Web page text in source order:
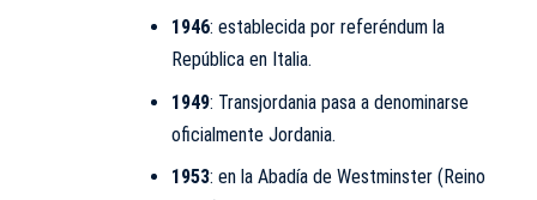
1946: establecida por referéndum la
República en Italia.
1949: Transjordania pasa a denominarse
oficialmente Jordania.
1953: en la Abadía de Westminster (Reino